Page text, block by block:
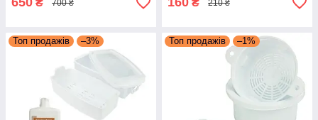
₴ 700 ₴ ₴ 210 ₴
Топ продажів –3% Топ продажів –1%